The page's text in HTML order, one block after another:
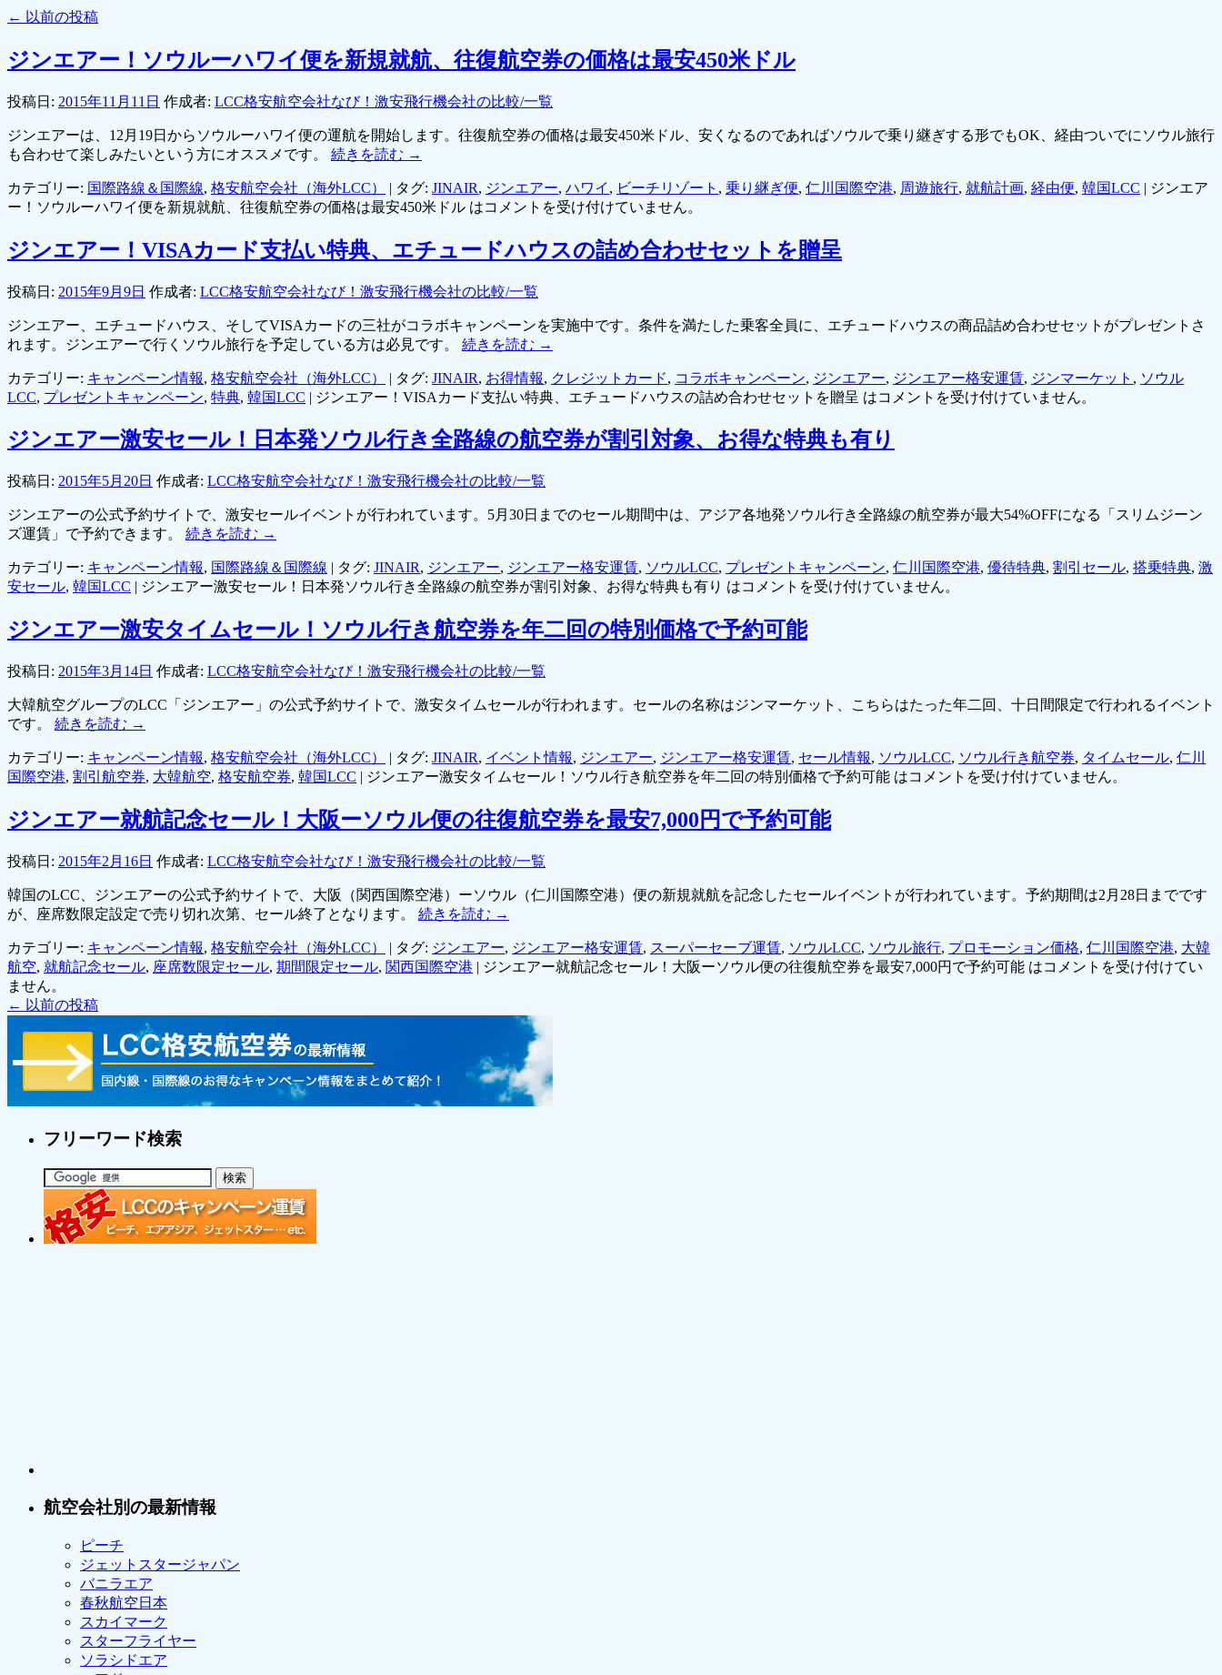
← 以前の投稿
ジンエアー！ソウルーハワイ便を新規就航、往復航空券の価格は最安450米ドル
投稿日: 2015年11月11日 作成者: LCC格安航空会社なび！激安飛行機会社の比較/一覧
ジンエアーは、12月19日からソウルーハワイ便の運航を開始します。往復航空券の価格は最安450米ドル、安くなるのであればソウルで乗り継ぎする形でもOK、経由ついでにソウル旅行
も合わせて楽しみたいという方にオススメです。 続きを読む →
カテゴリー: 国際路線＆国際線, 格安航空会社（海外LCC） | タグ: JINAIR, ジンエアー, ハワイ , ビーチリゾート , 乗り継ぎ便, 仁川国際空港, 周遊旅行, 就航計画, 経由便, 韓国LCC | ジンエア
ー！ソウルーハワイ便を新規就航、往復航空券の価格は最安450米ドル はコメントを受け付けていません。
ジンエアー！VISAカード支払い特典、エチュードハウスの詰め合わせセットを贈呈
投稿日: 2015年9月9日 作成者: LCC格安航空会社なび！激安飛行機会社の比較/一覧
ジンエアー、エチュードハウス、そしてVISAカードの三社がコラボキャンペーンを実施中です。条件を満たした乗客全員に、エチュードハウスの商品詰め合わせセットがプレゼントさ
れます。ジンエアーで行くソウル旅行を予定している方は必見です。 続きを読む →
カテゴリー: キャンペーン情報, 格安航空会社（海外LCC） | タグ: JINAIR, お得情報, クレジットカード, コラボキャンペーン, ジンエアー, ジンエアー格安運賃, ジンマーケット , ソウル
LCC, プレゼントキャンペーン, 特典, 韓国LCC | ジンエアー！VISAカード支払い特典、エチュードハウスの詰め合わせセットを贈呈 はコメントを受け付けていません。
ジンエアー激安セール！日本発ソウル行き全路線の航空券が割引対象、お得な特典も有り
投稿日: 2015年5月20日 作成者: LCC格安航空会社なび！激安飛行機会社の比較/一覧
ジンエアーの公式予約サイトで、激安セールイベントが行われています。5月30日までのセール期間中は、アジア各地発ソウル行き全路線の航空券が最大54%OFFになる「スリムジーン
ズ運賃」で予約できます。 続きを読む →
カテゴリー: キャンペーン情報, 国際路線＆国際線 | タグ: JINAIR, ジンエアー, ジンエアー格安運賃, ソウルLCC, プレゼントキャンペーン, 仁川国際空港, 優待特典, 割引セール, 搭乗特典, 激
安セール, 韓国LCC | ジンエアー激安セール！日本発ソウル行き全路線の航空券が割引対象、お得な特典も有り はコメントを受け付けていません。
ジンエアー激安タイムセール！ソウル行き航空券を年二回の特別価格で予約可能
投稿日: 2015年3月14日 作成者: LCC格安航空会社なび！激安飛行機会社の比較/一覧
大韓航空グループのLCC「ジンエアー」の公式予約サイトで、激安タイムセールが行われます。セールの名称はジンマーケット、こちらはたった年二回、十日間限定で行われるイベント
です。 続きを読む →
カテゴリー: キャンペーン情報, 格安航空会社（海外LCC） | タグ: JINAIR, イベント情報, ジンエアー, ジンエアー格安運賃, セール情報, ソウルLCC, ソウル行き航空券, タイムセール, 仁川
国際空港, 割引航空券, 大韓航空, 格安航空券, 韓国LCC | ジンエアー激安タイムセール！ソウル行き航空券を年二回の特別価格で予約可能 はコメントを受け付けていません。
ジンエアー就航記念セール！大阪ーソウル便の往復航空券を最安7,000円で予約可能
投稿日: 2015年2月16日 作成者: LCC格安航空会社なび！激安飛行機会社の比較/一覧
韓国のLCC、ジンエアーの公式予約サイトで、大阪（関西国際空港）ーソウル（仁川国際空港）便の新規就航を記念したセールイベントが行われています。予約期間は2月28日までです
が、座席数限定設定で売り切れ次第、セール終了となります。 続きを読む →
カテゴリー: キャンペーン情報, 格安航空会社（海外LCC） | タグ: ジンエアー, ジンエアー格安運賃, スーパーセーブ運賃, ソウルLCC, ソウル旅行, プロモーション価格, 仁川国際空港, 大韓
航空, 就航記念セール, 座席数限定セール, 期間限定セール, 関西国際空港 | ジンエアー就航記念セール！大阪ーソウル便の往復航空券を最安7,000円で予約可能 はコメントを受け付けてい
ません。
← 以前の投稿
フリーワード検索
航空会社別の最新情報
ピーチ
ジェットスタージャパン
バニラエア
春秋航空日本
スカイマーク
スターフライヤー
ソラシドエア